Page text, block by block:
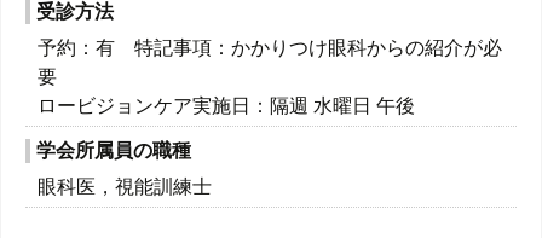
受診方法
予約：有 特記事項：かかりつけ眼科からの紹介が必
要
ロービジョンケア実施日：隔週 水曜日 午後
学会所属員の職種
眼科医，視能訓練士